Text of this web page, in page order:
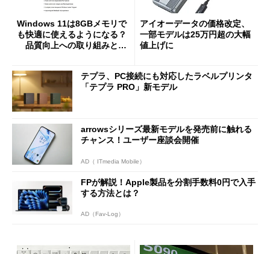
Windows 11は8GBメモリで
も快適に使えるようになる？
品質向上への取り組みと
アイオーデータの価格改定、
一部モデルは25万円超の大幅
値上げに
テプラ、PC接続にも対応したラベルプリンタ
「テプラ PRO」新モデル
arrowsシリーズ最新モデルを発売前に触れる
チャンス！ユーザー座談会開催
AD（ ITmedia Mobile）
FPが解説！Apple製品を分割手数料0円で入手
する方法とは？
AD（Fav-Log）